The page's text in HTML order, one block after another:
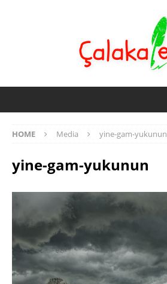
HOME Media yine-gam-yukunun
yine-gam-yukunun